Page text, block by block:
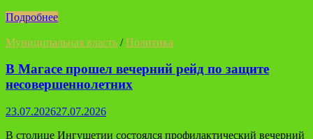
Подробнее
Муниципальная власть /Политика
В Магасе прошел вечерний рейд по защите
несовершеннолетних
23.07.202627.07.2026
В столице Ингушетии состоялся профилактический вечерний